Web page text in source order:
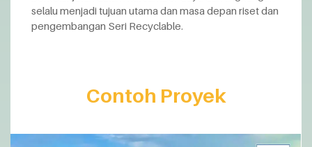
selalu menjadi tujuan utama dan masa depan riset dan
pengembangan Seri Recyclable.
Contoh Proyek